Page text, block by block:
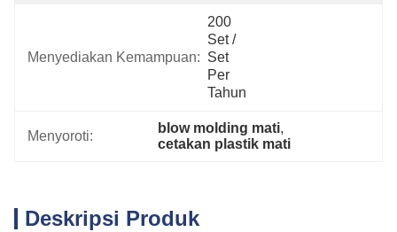
Menyediakan Kemampuan:
200
Set /
Set
Per
Tahun
Menyoroti:
blow molding mati,
cetakan plastik mati
Deskripsi Produk